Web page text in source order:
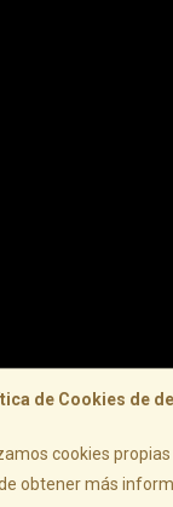
de Cookies de
cookies
obtener más